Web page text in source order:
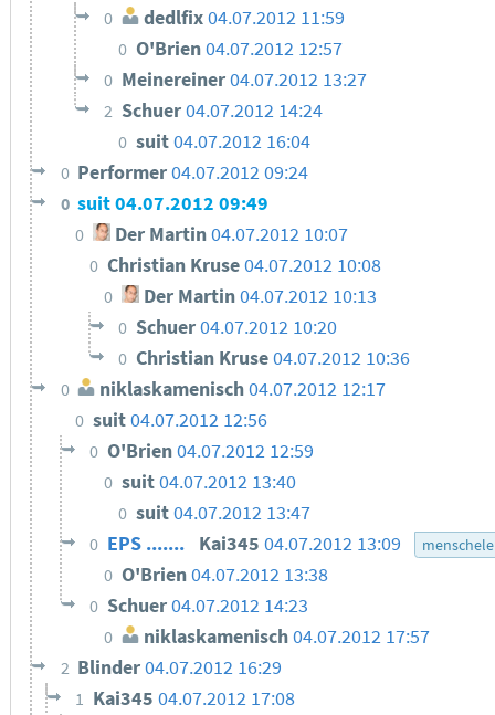
0 dedlfix04.07.2012 11:59
0 O'Brien04.07.2012 12:57
0 Meinereiner04.07.2012 13:27
2 Schuer04.07.2012 14:24
0 suit04.07.2012 16:04
0 Performer04.07.2012 09:24
0 suit04.07.2012 09:49
0 Der Martin 04.07.2012 10:07
0 Christian Kruse04.07.2012 10:08
0 Der Martin04.07.2012 10:13
0 Schuer04.07.2012 10:20
0 Christian Kruse04.07.2012 10:36
0 niklaskamenisch04.07.2012 12:17
0 suit04.07.2012 12:56
0 O'Brien04.07.2012 12:59
0 suit04.07.2012 13:40
0 suit04.07.2012 13:47
0 EPS ....... Kai345 04.07.2012 13:09
0 O'Brien04.07.2012 13:38
0 Schuer04.07.2012 14:23
0 niklaskamenisch04.07.2012 17:57
2 Blinder04.07.2012 16:29
1 Kai345 04.07.2012 17:08